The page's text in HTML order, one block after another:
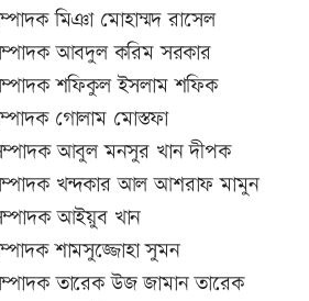
মিঞা মোহাম্মদ রাসেল
আবদুল করিম সরকার
শফিকুল ইসলাম শফিক
গোলাম মোস্তফা
আবুল মনসুর খান দীপক
খন্দকার আল আশরাফ মামুন
আইয়ুব খান
শামসুজ্জোহা সুমন
তারেক উজ জামান তারেক